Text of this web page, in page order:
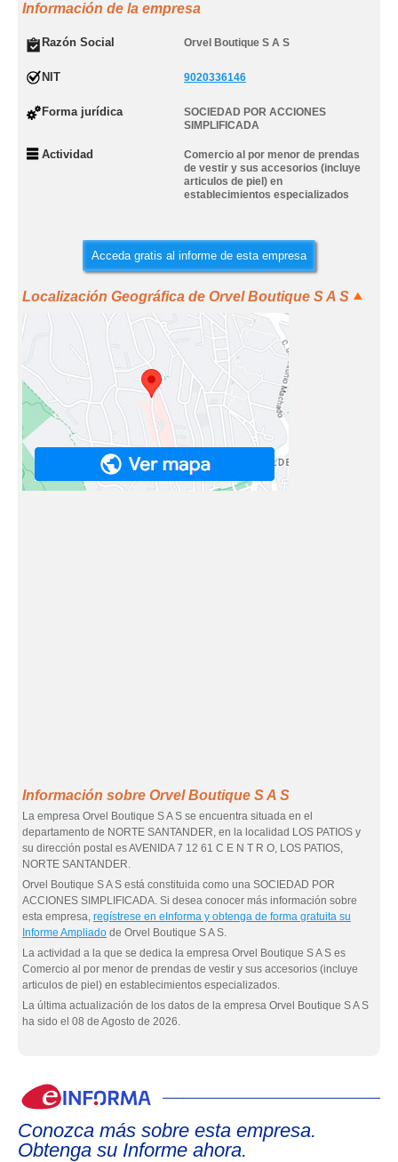
Información de la empresa
Razón Social Orvel Boutique S A S
NIT 9020336146
Forma jurídica
SOCIEDAD POR ACCIONES
SIMPLIFICADA
Actividad
Comercio al por menor de prendas
de vestir y sus accesorios (incluye
articulos de piel) en
establecimientos especializados
Acceda gratis al informe de esta empresa
Localización Geográfica de Orvel Boutique S A S
Información sobre Orvel Boutique S A S
La empresa Orvel Boutique S A S se encuentra situada en el
departamento de NORTE SANTANDER, en la localidad LOS PATIOS y
su dirección postal es AVENIDA 7 12 61 C E N T R O, LOS PATIOS,
NORTE SANTANDER.
Orvel Boutique S A S está constituida como una SOCIEDAD POR
ACCIONES SIMPLIFICADA. Si desea conocer más información sobre
esta empresa, regístrese en eInforma y obtenga de forma gratuita su
Informe Ampliado de Orvel Boutique S A S.
La actividad a la que se dedica la empresa Orvel Boutique S A S es
Comercio al por menor de prendas de vestir y sus accesorios (incluye
articulos de piel) en establecimientos especializados.
La última actualización de los datos de la empresa Orvel Boutique S A S
ha sido el 08 de Agosto de 2026.
Conozca más sobre esta empresa.
Obtenga su Informe ahora.